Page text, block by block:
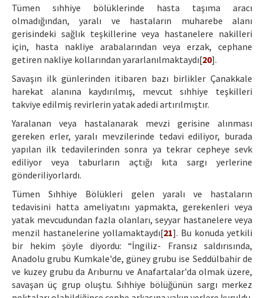
Tümen sıhhiye bölüklerinde hasta taşıma aracı
olmadığından, yaralı ve hastaların muharebe alanı
gerisindeki sağlık teşkillerine veya hastanelere nakilleri
için, hasta nakliye arabalarından veya erzak, cephane
getiren nakliye kollarından yararlanılmaktaydı[20].
Savaşın ilk günlerinden itibaren bazı birlikler Çanakkale
harekat alanına kaydırılmış, mevcut sıhhiye teşkilleri
takviye edilmiş revirlerin yatak adedi artırılmıştır.
Yaralanan veya hastalanarak mevzi gerisine alınması
gereken erler, yaralı mevzilerinde tedavi ediliyor, burada
yapılan ilk tedavilerinden sonra ya tekrar cepheye sevk
ediliyor veya taburların açtığı kıta sargı yerlerine
gönderiliyorlardı.
Tümen Sıhhiye Bölükleri gelen yaralı ve hastaların
tedavisini hatta ameliyatını yapmakta, gerekenleri veya
yatak mevcudundan fazla olanları, seyyar hastanelere veya
menzil hastanelerine yollamaktaydı[21]. Bu konuda yetkili
bir hekim şöyle diyordu: “İngiliz- Fransız saldırısında,
Anadolu grubu Kumkale'de, güney grubu ise Seddülbahir de
ve kuzey grubu da Arıburnu ve Anafartalar'da olmak üzere,
savaşan üç grup oluştu. Sıhhiye bölüğünün sargı merkez